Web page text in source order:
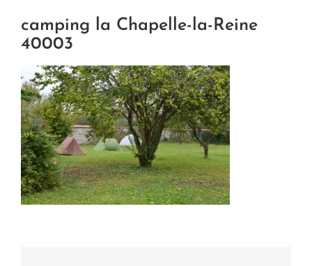
camping la Chapelle-la-Reine
40003